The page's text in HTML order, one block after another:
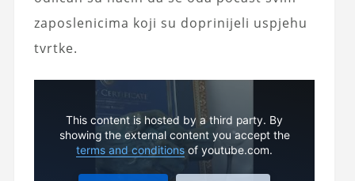
zaposlenicima koji su doprinijeli uspjehu
tvrtke.
This content is hosted by a third party. By
showing the external content you accept the
terms and conditions of youtube.com.